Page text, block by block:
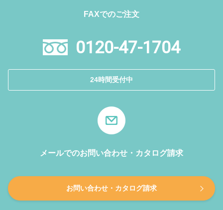
FAXでのご注文
0120-47-1704
24時間受付中
メールでのお問い合わせ・カタログ請求
お問い合わせ・カタログ請求